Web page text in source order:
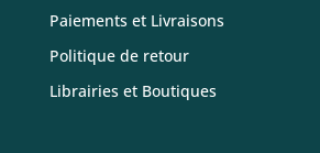
Paiements et Livraisons
Politique de retour
Librairies et Boutiques